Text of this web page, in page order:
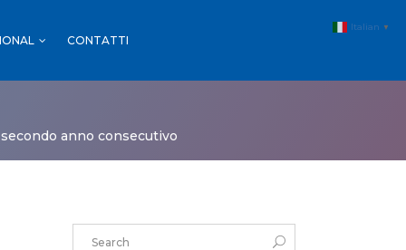
SPORT
CONTATTI
SPORT
anno consecutivo
Italian ▼